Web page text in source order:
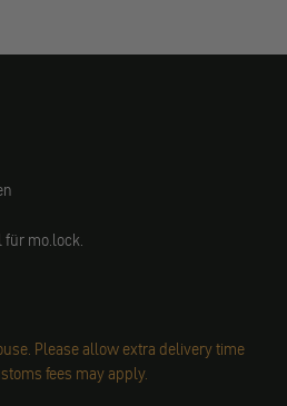
für mo.lock.
Please allow extra delivery time
fees may apply.